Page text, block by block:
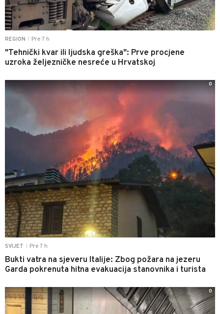
REGION Pre 7 h
"Tehnički kvar ili ljudska greška": Prve procjene
uzroka željezničke nesreće u Hrvatskoj
SVIJET Pre 7 h
Bukti vatra na sjeveru Italije: Zbog požara na jezeru
Garda pokrenuta hitna evakuacija stanovnika i turista
0
0